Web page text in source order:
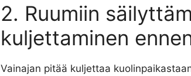
2. Ruumiin
kuljettaminen
Vainajan pitää kuljettaa